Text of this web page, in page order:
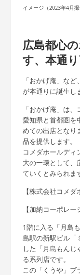
イメージ（2023年4月
広島都心
す、本通
「おかげ庵」な
が本通りに誕生し
「おかげ庵」は
愛知県と首都圏を
めての出店となり
品を提供します。
コメダホールディ
大の一環として、
ていくとみられま
【株式会社コメ
【加納コーポレー
1階に入る「月島
島駅の新駅ビル「
した「月島もん
る系列店です。
この「くうや」ブ